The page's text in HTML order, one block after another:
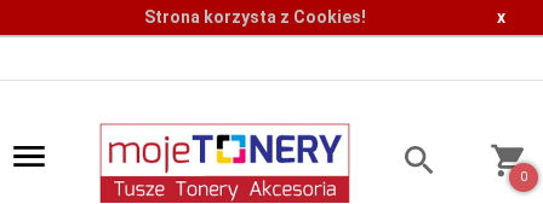
Strona korzysta z Cookies! x
0